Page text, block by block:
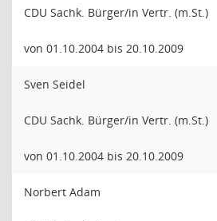
CDU Sachk. Bürger/in Vertr. (m.St.)
von 01.10.2004 bis 20.10.2009
Sven Seidel
CDU Sachk. Bürger/in Vertr. (m.St.)
von 01.10.2004 bis 20.10.2009
Norbert Adam